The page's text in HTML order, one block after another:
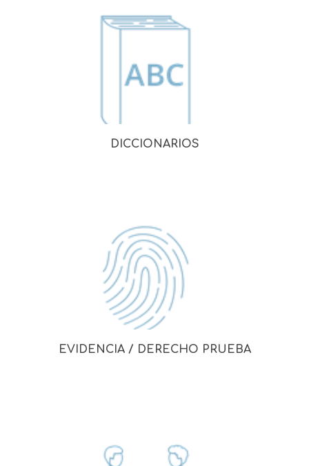
DICCIONARIOS
EVIDENCIA / DERECHO PRUEBA